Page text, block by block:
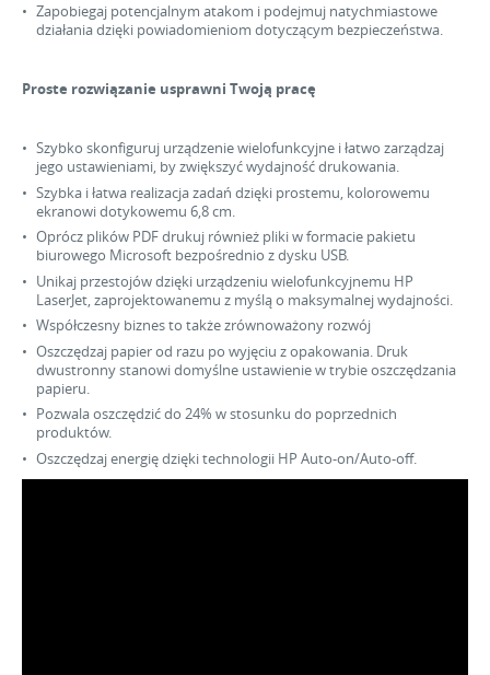
Zapobiegaj potencjalnym atakom i podejmuj natychmiastowe
działania dzięki powiadomieniom dotyczącym bezpieczeństwa.
Proste rozwiązanie usprawni Twoją pracę
Szybko skonfiguruj urządzenie wielofunkcyjne i łatwo zarządzaj
jego ustawieniami, by zwiększyć wydajność drukowania.
Szybka i łatwa realizacja zadań dzięki prostemu, kolorowemu
ekranowi dotykowemu 6,8 cm.
Oprócz plików PDF drukuj również pliki w formacie pakietu
biurowego Microsoft bezpośrednio z dysku USB.
Unikaj przestojów dzięki urządzeniu wielofunkcyjnemu HP
LaserJet, zaprojektowanemu z myślą o maksymalnej wydajności.
Współczesny biznes to także zrównoważony rozwój
Oszczędzaj papier od razu po wyjęciu z opakowania. Druk
dwustronny stanowi domyślne ustawienie w trybie oszczędzania
papieru.
Pozwala oszczędzić do 24% w stosunku do poprzednich
produktów.
Oszczędzaj energię dzięki technologii HP Auto-on/Auto-off.